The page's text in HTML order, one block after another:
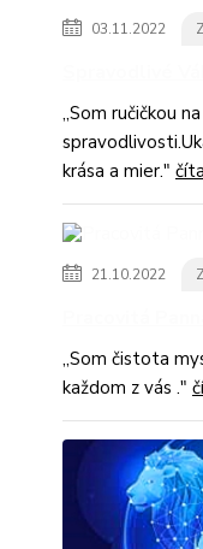
03.11.2022
,,Som ručičkou
krása a mier."
21.10.2022
,,Som čistota
každom z vás ."